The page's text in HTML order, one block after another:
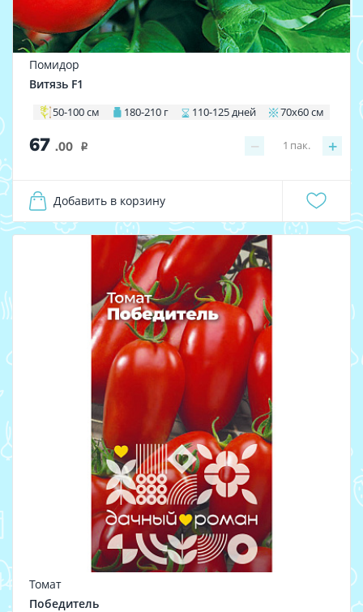
Помидор
Витязь F1
50-100 см 180-210 г 110-125 дней 70х60 см
67 .00 i − +
1 пак.
Добавить в корзину
Томат
Победитель